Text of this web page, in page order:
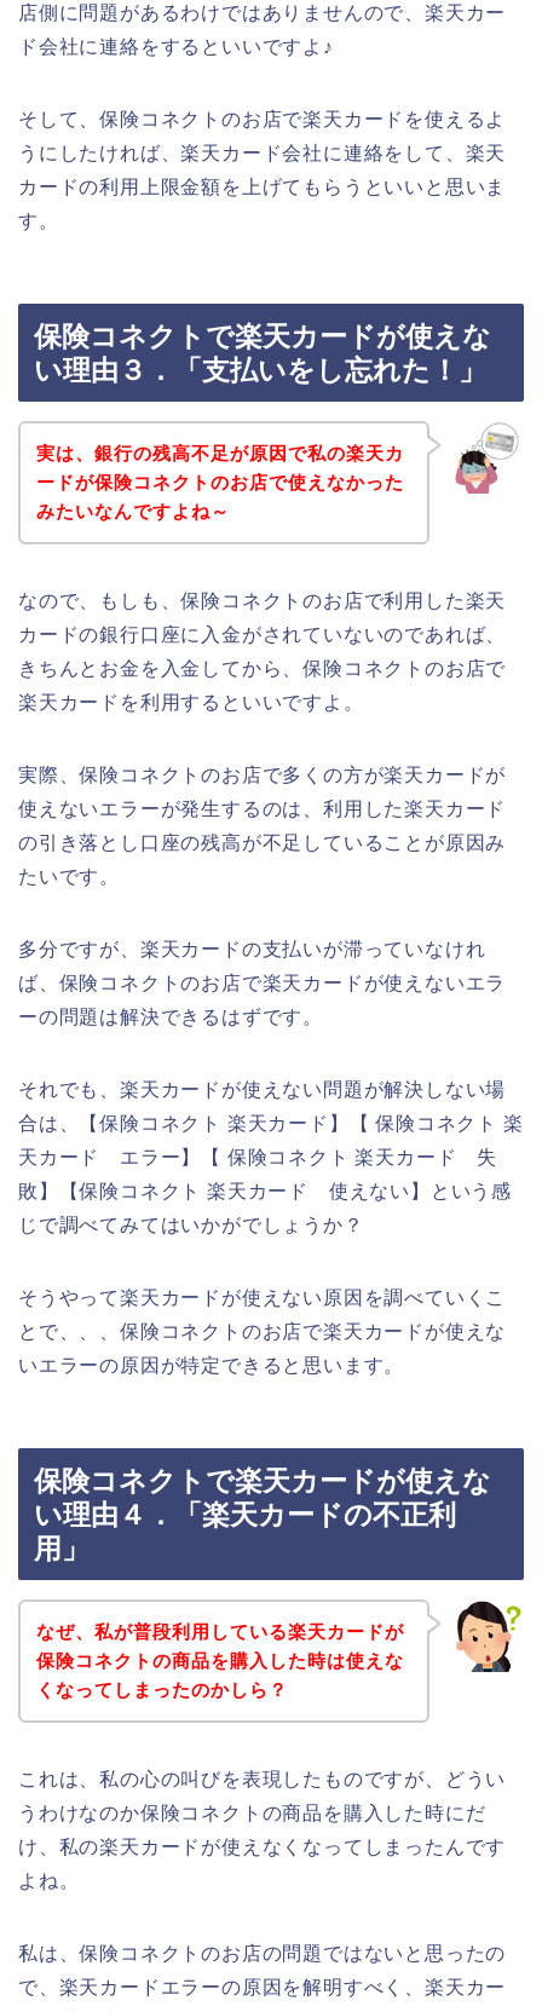
店側に問題があるわけではありませんので、楽天カー
ド会社に連絡をするといいですよ♪
そして、保険コネクトのお店で楽天カードを使えるよ
うにしたければ、楽天カード会社に連絡をして、楽天
カードの利用上限金額を上げてもらうといいと思いま
す。
保険コネクトで楽天カードが使えな
い理由３．「支払いをし忘れた！」
実は、銀行の残高不足が原因で私の楽天カ
ードが保険コネクトのお店で使えなかった
みたいなんですよね～
なので、もしも、保険コネクトのお店で利用した楽天
カードの銀行口座に入金がされていないのであれば、
きちんとお金を入金してから、保険コネクトのお店で
楽天カードを利用するといいですよ。
実際、保険コネクトのお店で多くの方が楽天カードが
使えないエラーが発生するのは、利用した楽天カード
の引き落とし口座の残高が不足していることが原因み
たいです。
多分ですが、楽天カードの支払いが滞っていなけれ
ば、保険コネクトのお店で楽天カードが使えないエラ
ーの問題は解決できるはずです。
それでも、楽天カードが使えない問題が解決しない場
合は、【保険コネクト 楽天カード】【 保険コネクト 楽
天カード エラー】【 保険コネクト 楽天カード 失
敗】【保険コネクト 楽天カード 使えない】という感
じで調べてみてはいかがでしょうか？
そうやって楽天カードが使えない原因を調べていくこ
とで、、、保険コネクトのお店で楽天カードが使えな
いエラーの原因が特定できると思います。
保険コネクトで楽天カードが使えな
い理由４．「楽天カードの不正利
用」
なぜ、私が普段利用している楽天カードが
保険コネクトの商品を購入した時は使えな
くなってしまったのかしら？
これは、私の心の叫びを表現したものですが、どうい
うわけなのか保険コネクトの商品を購入した時にだ
け、私の楽天カードが使えなくなってしまったんです
よね。
私は、保険コネクトのお店の問題ではないと思ったの
で、楽天カードエラーの原因を解明すべく、楽天カー